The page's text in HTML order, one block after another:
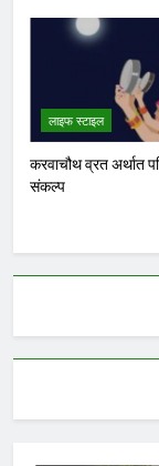
लाइफ स्टाइल
करवाचौथ व्रत अर्थात
संकल्प